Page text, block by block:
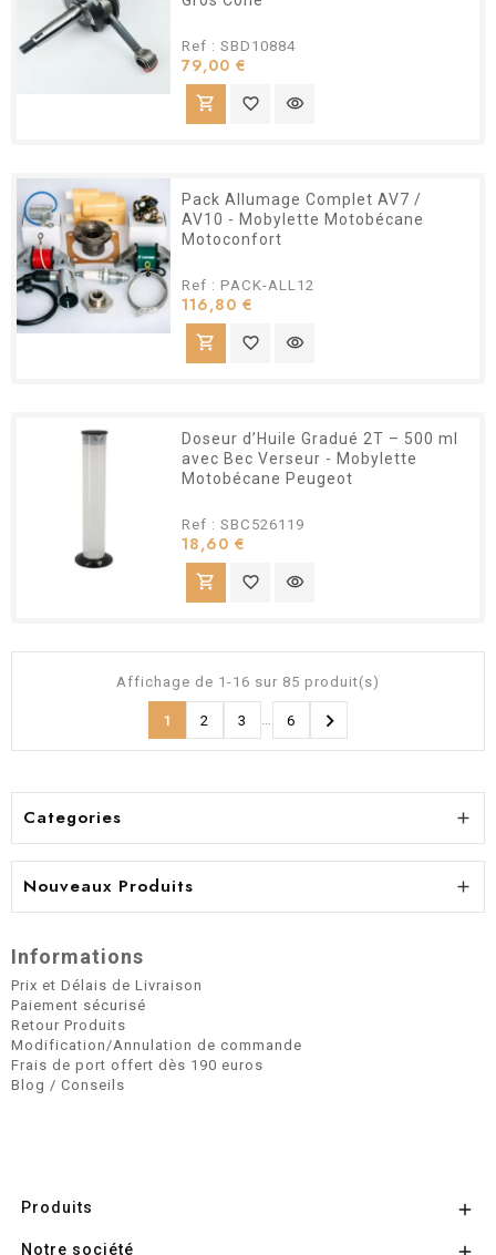
Ref : SBD10884
79,00 €
shopping_cart favorite_border visibility
Pack Allumage Complet AV7 /
AV10 - Mobylette Motobécane
Motoconfort
Ref : PACK-ALL12
116,80 €
shopping_cart favorite_border visibility
Doseur d’Huile Gradué 2T – 500 ml
avec Bec Verseur - Mobylette
Motobécane Peugeot
Ref : SBC526119
18,60 €
shopping_cart favorite_border visibility
Affichage de 1-16 sur 85 produit(s)
1 2 3 … 6 
Categories 
Nouveaux Produits 
Informations
Prix et Délais de Livraison
Paiement sécurisé
Retour Produits
Modification/Annulation de commande
Frais de port offert dès 190 euros
Blog / Conseils
Produits 
Notre société